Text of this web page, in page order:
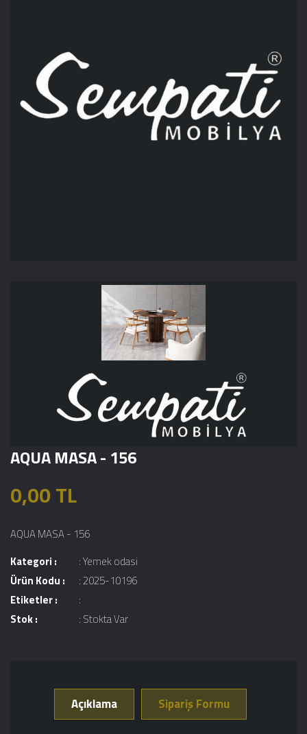
AQUA MASA - 156
0,00 TL
AQUA MASA - 156
Kategori :
:Yemek odasi
Ürün Kodu :
: 2025-10196
Etiketler :
:
Stok :
: Stokta Var
Açıklama Sipariş Formu